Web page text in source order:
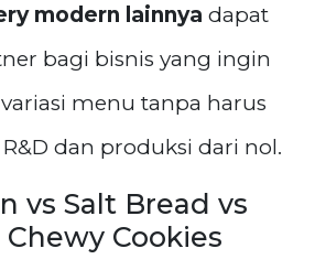
modern lainnya dapat
bagi bisnis yang ingin
menu tanpa harus
dan produksi dari nol.
vs Salt Bread vs
Cookies